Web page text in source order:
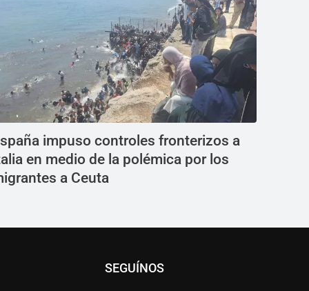
impuso controles fronterizos a
en medio de la polémica por los
a Ceuta
SEGUÍNOS